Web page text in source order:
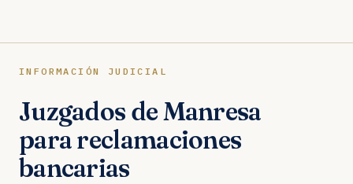
INFORMACIÓN JUDICIAL
Juzgados de Manresa
para reclamaciones
bancarias